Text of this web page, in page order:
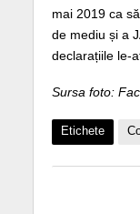
mai 2019 ca
de mediu și a
declarațiile le-
Sursa foto:
Etichete